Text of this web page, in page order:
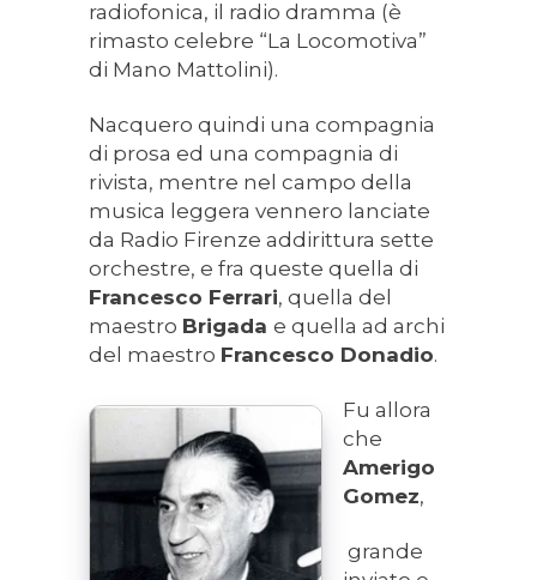
radiofonica, il radio dramma (è
rimasto celebre “La Locomotiva”
di Mano Mattolini).
Nacquero quindi una compagnia
di prosa ed una compagnia di
rivista, mentre nel campo della
musica leggera vennero lanciate
da Radio Firenze addirittura sette
orchestre, e fra queste quella di
Francesco Ferrari, quella del
maestro Brigada e quella ad archi
del maestro Francesco Donadio.
Fu allora
che
Amerigo
Gomez,
grande